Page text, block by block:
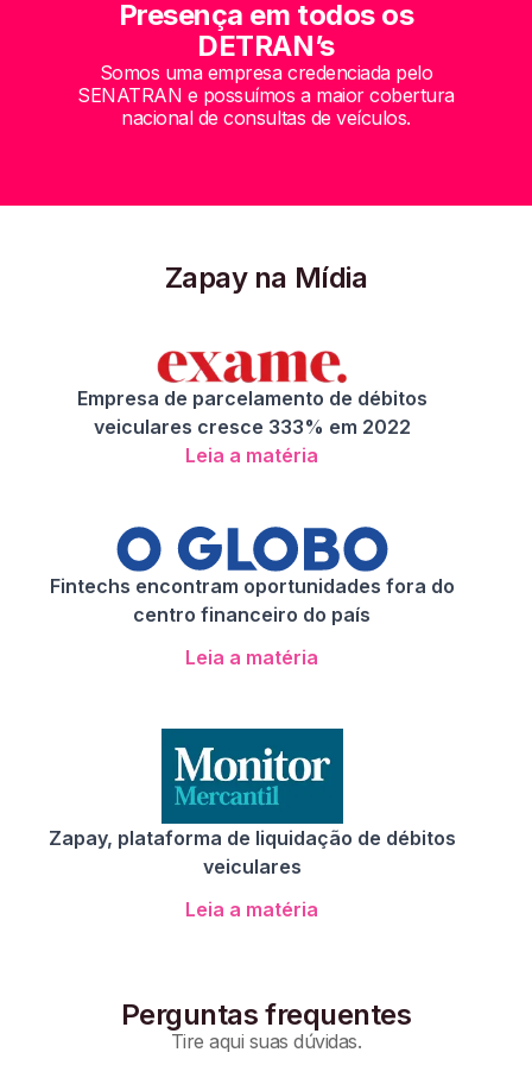
Presença em todos os
DETRAN’s
Somos uma empresa credenciada pelo
SENATRAN e possuímos a maior cobertura
nacional de consultas de veículos.
Zapay na Mídia
Empresa de parcelamento de débitos
veiculares cresce 333% em 2022
Leia a matéria
Fintechs encontram oportunidades fora do
centro financeiro do país
Leia a matéria
Zapay, plataforma de liquidação de débitos
veiculares
Leia a matéria
Perguntas frequentes
Tire aqui suas dúvidas.